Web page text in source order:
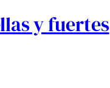
y fuertes